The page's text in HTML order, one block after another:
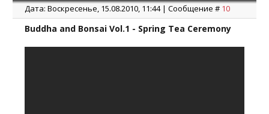
Дата: Воскресенье, 15.08.2010, 11:44 | Сообщение # 10
Buddha and Bonsai Vol.1 - Spring Tea Ceremony